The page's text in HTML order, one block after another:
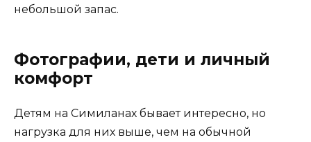
небольшой запас.
Фотографии, дети и личный
комфорт
Детям на Симиланах бывает интересно, но
нагрузка для них выше, чем на обычной